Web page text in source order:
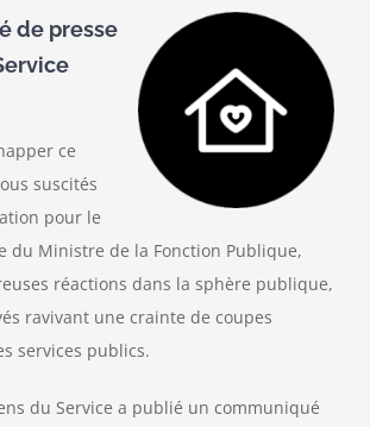
de presse
ce
suscités
pour le
du Ministre de la Fonction Publique,
réactions dans la sphère publique,
ravivant une crainte de coupes
services publics.
du Service a publié un communiqué